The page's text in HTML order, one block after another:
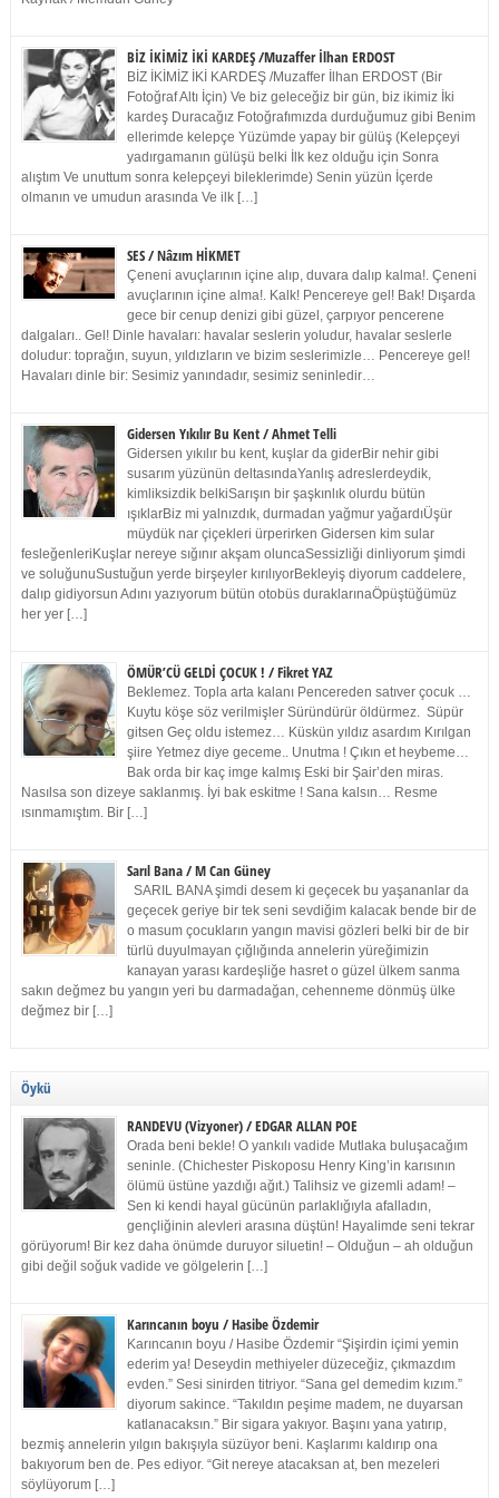
BİZ İKİMİZ İKİ KARDEŞ /Muzaffer İlhan ERDOST
BİZ İKİMİZ İKİ KARDEŞ /Muzaffer İlhan ERDOST (Bir
Fotoğraf Altı İçin) Ve biz geleceğiz bir gün, biz ikimiz İki
kardeş Duracağız Fotoğrafımızda durduğumuz gibi Benim
ellerimde kelepçe Yüzümde yapay bir gülüş (Kelepçeyi
yadırgamanın gülüşü belki İlk kez olduğu için Sonra
alıştım Ve unuttum sonra kelepçeyi bileklerimde) Senin yüzün İçerde
olmanın ve umudun arasında Ve ilk […]
SES / Nâzım HİKMET
Çeneni avuçlarının içine alıp, duvara dalıp kalma!. Çeneni
avuçlarının içine alma!. Kalk! Pencereye gel! Bak! Dışarda
gece bir cenup denizi gibi güzel, çarpıyor pencerene
dalgaları.. Gel! Dinle havaları: havalar seslerin yoludur, havalar seslerle
doludur: toprağın, suyun, yıldızların ve bizim seslerimizle… Pencereye gel!
Havaları dinle bir: Sesimiz yanındadır, sesimiz seninledir…
Gidersen Yıkılır Bu Kent / Ahmet Telli
Gidersen yıkılır bu kent, kuşlar da giderBir nehir gibi
susarım yüzünün deltasındaYanlış adreslerdeydik,
kimliksizdik belkiSarışın bir şaşkınlık olurdu bütün
ışıklarBiz mi yalnızdık, durmadan yağmur yağardıÜşür
müydük nar çiçekleri ürperirken Gidersen kim sular
fesleğenleriKuşlar nereye sığınır akşam oluncaSessizliği dinliyorum şimdi
ve soluğunuSustuğun yerde birşeyler kırılıyorBekleyiş diyorum caddelere,
dalıp gidiyorsun Adını yazıyorum bütün otobüs duraklarınaÖpüştüğümüz
her yer […]
ÖMÜR’CÜ GELDİ ÇOCUK ! / Fikret YAZ
Beklemez. Topla arta kalanı Pencereden satıver çocuk …
Kuytu köşe söz verilmişler Süründürür öldürmez. Süpür
gitsen Geç oldu istemez… Küskün yıldız asardım Kırılgan
şiire Yetmez diye geceme.. Unutma ! Çıkın et heybeme…
Bak orda bir kaç imge kalmış Eski bir Şair’den miras.
Nasılsa son dizeye saklanmış. İyi bak eskitme ! Sana kalsın… Resme
ısınmamıştım. Bir […]
Sarıl Bana / M Can Güney
SARIL BANA şimdi desem ki geçecek bu yaşananlar da
geçecek geriye bir tek seni sevdiğim kalacak bende bir de
o masum çocukların yangın mavisi gözleri belki bir de bir
türlü duyulmayan çığlığında annelerin yüreğimizin
kanayan yarası kardeşliğe hasret o güzel ülkem sanma
sakın değmez bu yangın yeri bu darmadağan, cehenneme dönmüş ülke
değmez bir […]
Öykü
RANDEVU (Vizyoner) / EDGAR ALLAN POE
Orada beni bekle! O yankılı vadide Mutlaka buluşacağım
seninle. (Chichester Piskoposu Henry King’in karısının
ölümü üstüne yazdığı ağıt.) Talihsiz ve gizemli adam! –
Sen ki kendi hayal gücünün parlaklığıyla afalladın,
gençliğinin alevleri arasına düştün! Hayalimde seni tekrar
görüyorum! Bir kez daha önümde duruyor siluetin! – Olduğun – ah olduğun
gibi değil soğuk vadide ve gölgelerin […]
Karıncanın boyu / Hasibe Özdemir
Karıncanın boyu / Hasibe Özdemir “Şişirdin içimi yemin
ederim ya! Deseydin methiyeler düzeceğiz, çıkmazdım
evden.” Sesi sinirden titriyor. “Sana gel demedim kızım.”
diyorum sakince. “Takıldın peşime madem, ne duyarsan
katlanacaksın.” Bir sigara yakıyor. Başını yana yatırıp,
bezmiş annelerin yılgın bakışıyla süzüyor beni. Kaşlarımı kaldırıp ona
bakıyorum ben de. Pes ediyor. “Git nereye atacaksan at, ben mezeleri
söylüyorum […]